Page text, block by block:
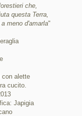
che,
questa Terra,
meno d'amarla"
con alette
cucito.
Japigia